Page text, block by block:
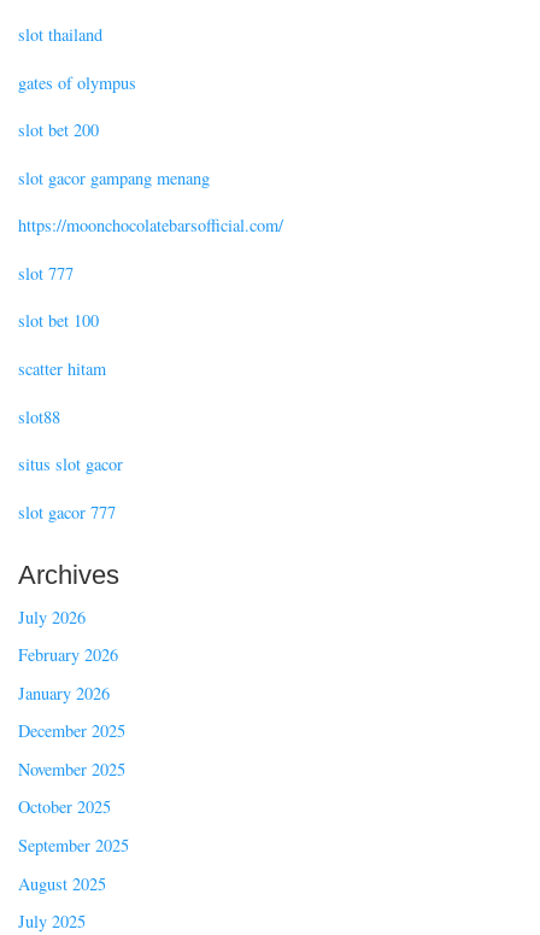
slot thailand
gates of olympus
slot bet 200
slot gacor gampang menang
https://moonchocolatebarsofficial.com/
slot 777
slot bet 100
scatter hitam
slot88
situs slot gacor
slot gacor 777
Archives
July 2026
February 2026
January 2026
December 2025
November 2025
October 2025
September 2025
August 2025
July 2025